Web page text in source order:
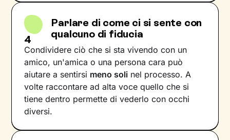
4
Parlare di come ci si sente con
qualcuno di fiducia
Condividere ciò che si sta vivendo con un
amico, un'amica o una persona cara può
aiutare a sentirsi meno soli nel processo. A
volte raccontare ad alta voce quello che si
tiene dentro permette di vederlo con occhi
diversi.